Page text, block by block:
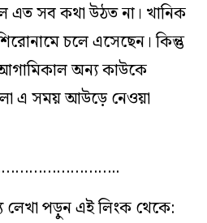
এত সব কথা উঠত না। খানিক
চলে এসেছেন। কিন্তু
অন্য কাউকে
এ সময় আউড়ে নেওয়া
লেখা পড়ুন এই লিংক থেকে: